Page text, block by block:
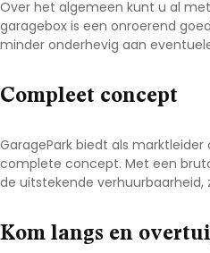
Over het algemeen kunt u al
garagebox is een onroerend
minder onderhevig aan
Compleet concept
GaragePark biedt als
complete concept. Met een
de uitstekende verhuurbaarheid,
Kom langs en